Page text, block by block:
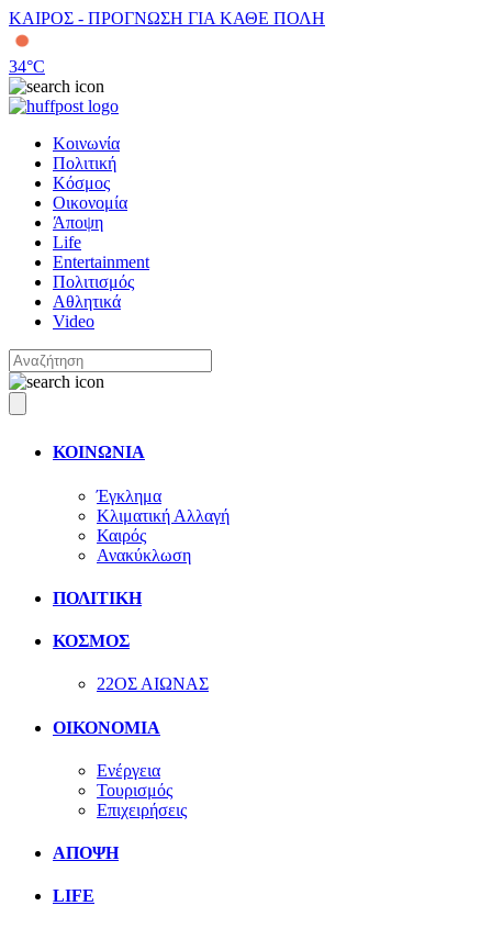
ΚΑΙΡΟΣ - ΠΡΟΓΝΩΣΗ ΓΙΑ ΚΑΘΕ ΠΟΛΗ
34°C
Κοινωνία
Πολιτική
Κόσμος
Οικονομία
Άποψη
Life
Entertainment
Πολιτισμός
Αθλητικά
Video
ΚΟΙΝΩΝΙΑ
Έγκλημα
Κλιματική Αλλαγή
Καιρός
Ανακύκλωση
ΠΟΛΙΤΙΚΗ
ΚΟΣΜΟΣ
22ΟΣ ΑΙΩΝΑΣ
ΟΙΚΟΝΟΜΙΑ
Ενέργεια
Τουρισμός
Επιχειρήσεις
ΑΠΟΨΗ
LIFE